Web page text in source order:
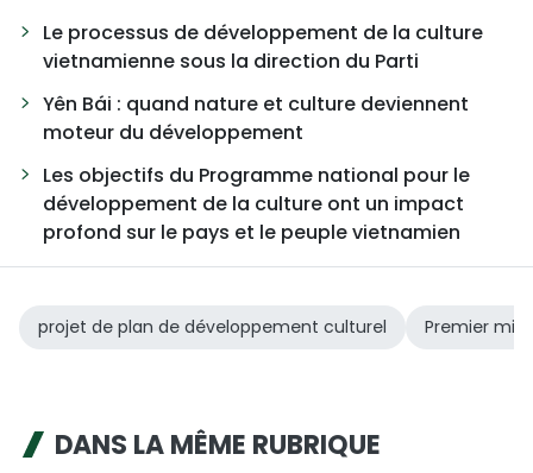
Le processus de développement de la culture
vietnamienne sous la direction du Parti
Yên Bái : quand nature et culture deviennent
moteur du développement
Les objectifs du Programme national pour le
développement de la culture ont un impact
profond sur le pays et le peuple vietnamien
projet de plan de développement culturel Premier
DANS LA MÊME RUBRIQUE